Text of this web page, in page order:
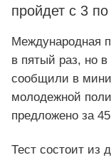
пройдет с 3
Международная
в пятый раз, но
сообщили в
молодежной
предложено за
Тест состоит из